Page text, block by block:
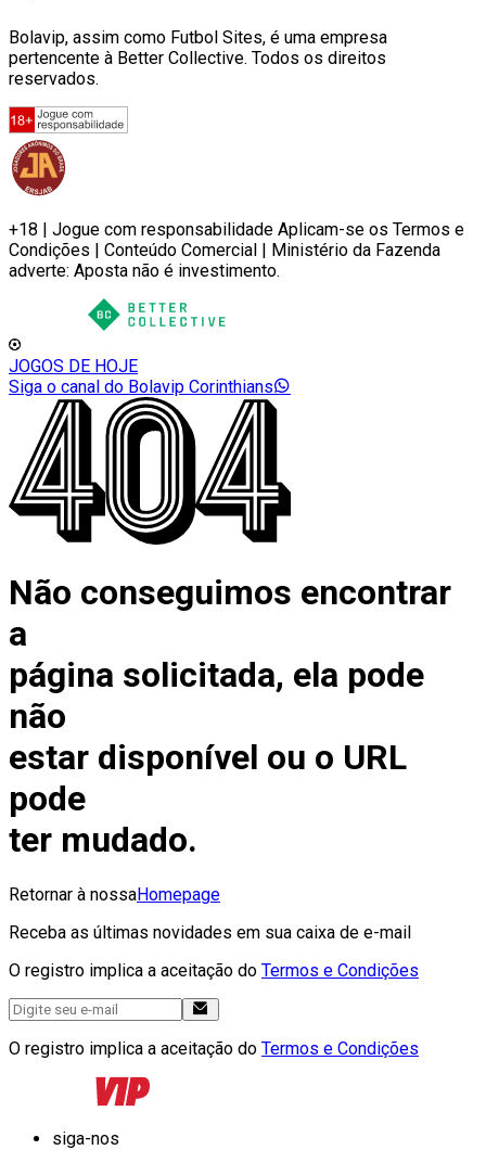
Bolavip, assim como Futbol Sites, é uma empresa
pertencente à Better Collective. Todos os direitos
reservados.
+18 | Jogue com responsabilidade Aplicam-se os Termos e
Condições | Conteúdo Comercial | Ministério da Fazenda
adverte: Aposta não é investimento.
JOGOS DE HOJE
Siga o canal do Bolavip Corinthians
Não conseguimos encontrar
a
página solicitada, ela pode
não
estar disponível ou o URL
pode
ter mudado.
Retornar à nossaHomepage
Receba as últimas novidades em sua caixa de e-mail
O registro implica a aceitação do Termos e Condições
O registro implica a aceitação do Termos e Condições
siga-nos